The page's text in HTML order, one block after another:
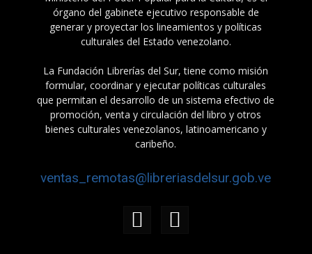
órgano del gabinete ejecutivo responsable de
generar y proyectar los lineamientos y políticas
culturales del Estado venezolano.
La Fundación Librerías del Sur, tiene como misión
formular, coordinar y ejecutar políticas culturales
que permitan el desarrollo de un sistema efectivo de
promoción, venta y circulación del libro y otros
bienes culturales venezolanos, latinoamericano y
caribeño.
ventas_remotas@libreriasdelsur.gob.ve